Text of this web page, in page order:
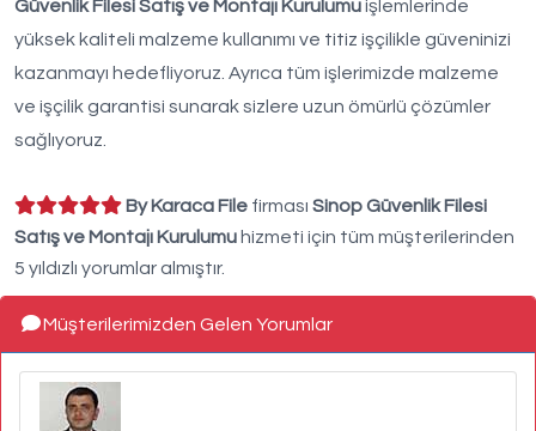
Güvenlik Filesi Satış ve Montajı Kurulumuişlemlerinde
yüksek kaliteli malzeme kullanımı ve titiz işçilikle güveninizi
kazanmayı hedefliyoruz. Ayrıca tüm işlerimizde malzeme
ve işçilik garantisi sunarak sizlere uzun ömürlü çözümler
sağlıyoruz.
By Karaca File firması Sinop Güvenlik Filesi
Satış ve Montajı Kurulumu hizmeti için tüm müşterilerinden
5 yıldızlı yorumlar almıştır.
Müşterilerimizden Gelen Yorumlar